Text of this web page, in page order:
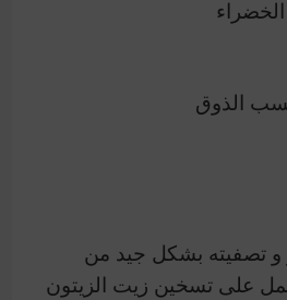
الذوق
و تصفيته بشكل جيد من
على تسخين زيت الزيتون